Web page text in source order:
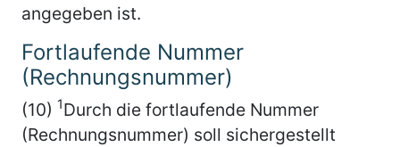
angegeben ist.
Fortlaufende Nummer
(Rechnungsnummer)
(10) 1Durch die fortlaufende Nummer
(Rechnungsnummer) soll sichergestellt